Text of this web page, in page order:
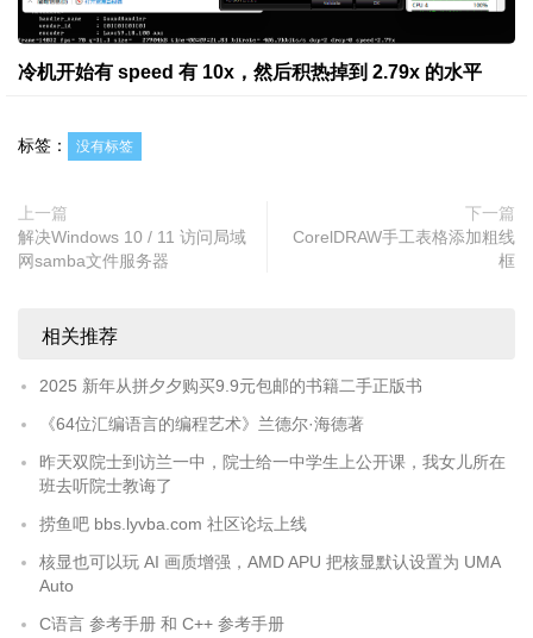
冷机开始有 speed 有 10x，然后积热掉到 2.79x 的水平
标签： 没有标签
上一篇
解决Windows 10 / 11 访问局域
网samba文件服务器
下一篇
CorelDRAW手工表格添加粗线
框
相关推荐
2025 新年从拼夕夕购买9.9元包邮的书籍二手正版书
《64位汇编语言的编程艺术》兰德尔·海德著
昨天双院士到访兰一中，院士给一中学生上公开课，我女儿所在
班去听院士教诲了
捞鱼吧 bbs.lyvba.com 社区论坛上线
核显也可以玩 AI 画质增强，AMD APU 把核显默认设置为 UMA
Auto
C语言 参考手册 和 C++ 参考手册